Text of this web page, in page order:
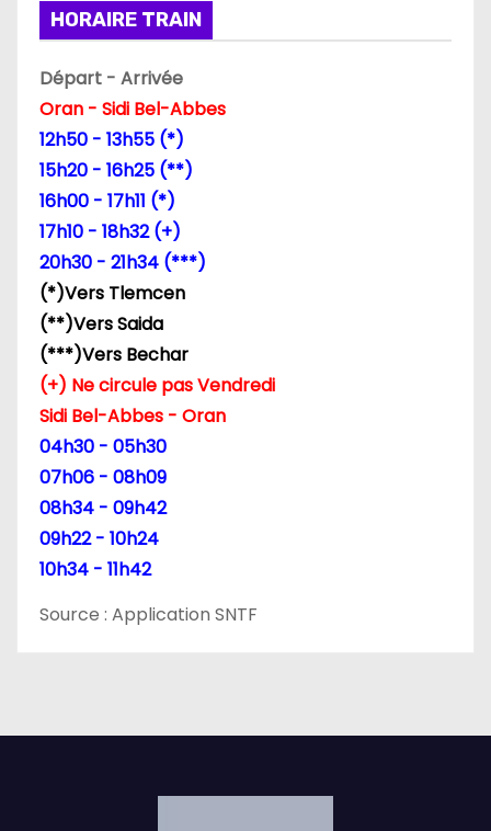
HORAIRE TRAIN
Départ - Arrivée
Oran - Sidi Bel-Abbes
12h50 - 13h55 (*)
15h20 - 16h25 (**)
16h00 - 17h11 (*)
17h10 - 18h32 (+)
20h30 - 21h34 (***)
(*)Vers Tlemcen
(**)Vers Saida
(***)Vers Bechar
(+) Ne circule pas Vendredi
Sidi Bel-Abbes - Oran
04h30 - 05h30
07h06 - 08h09
08h34 - 09h42
09h22 - 10h24
10h34 - 11h42
Source : Application SNTF